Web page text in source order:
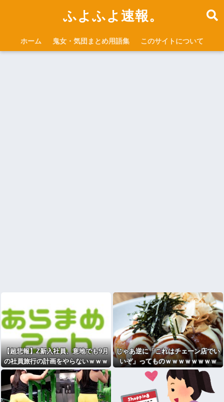
ふよふよ速報。
ホーム 鬼女・気団まとめ用語集 このサイトについて
【超悲報】Z新入社員、意地でも9月
の社員旅行の計画をやらないｗｗｗ
じゃあ逆に「これはチェーン店でい
いぞ」ってものｗｗｗｗｗｗｗｗ